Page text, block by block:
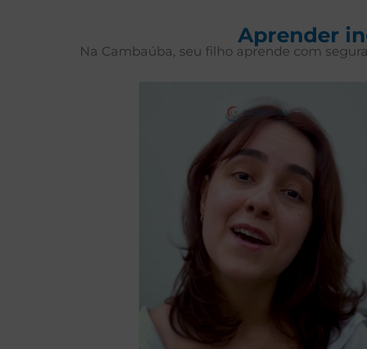
Aprender
Na Cambaúba, seu filho aprende com